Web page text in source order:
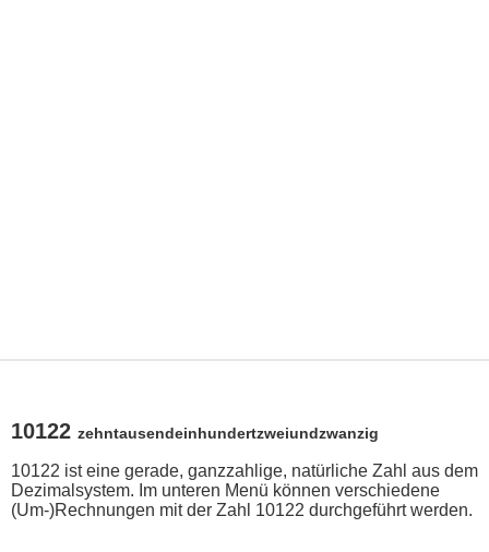
10122 zehntausendeinhundertzweiundzwanzig
10122 ist eine gerade, ganzzahlige, natürliche Zahl aus dem
Dezimalsystem. Im unteren Menü können verschiedene
(Um-)Rechnungen mit der Zahl 10122 durchgeführt werden.